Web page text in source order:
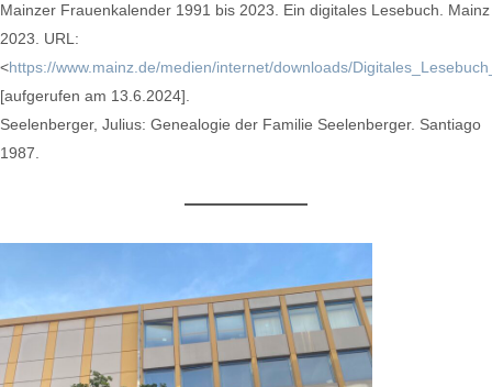
Mainzer Frauenkalender 1991 bis 2023. Ein digitales Lesebuch. Mainz
2023. URL:
<https://www.mainz.de/medien/internet/downloads/
[aufgerufen am 13.6.2024].
Seelenberger, Julius: Genealogie der Familie Seelenberger. Santiago
1987.